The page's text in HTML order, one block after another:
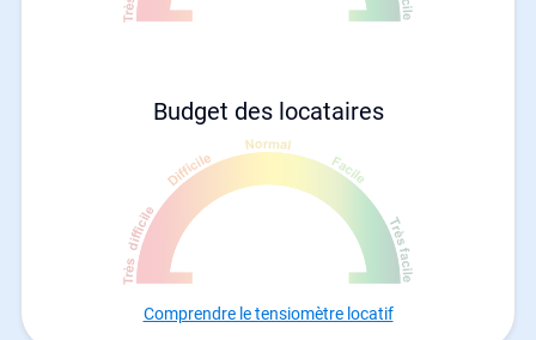
Budget des locataires
Comprendre le tensiomètre locatif